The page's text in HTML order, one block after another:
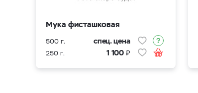
Мука фисташковая
500 г. спец. цена
250 г. 1 100 ₽